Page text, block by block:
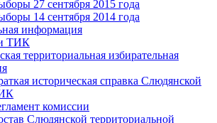
27 сентября 2015 года
14 сентября 2014 года
информация
ТИК
территориальная избирательная
историческая справка Слюдянской
комиссии
Слюдянской территориальной